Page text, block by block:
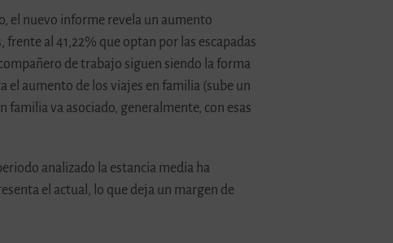
el nuevo informe revela un aumento
al 41,22% que optan por las escapadas
de trabajo siguen siendo la forma
el aumento de los viajes en familia (sube un
familia va asociado, generalmente, con esas
analizado la estancia media ha
el actual, lo que deja un margen de